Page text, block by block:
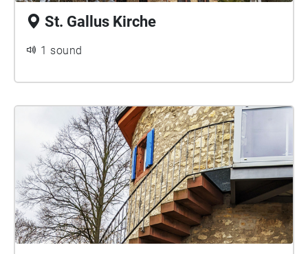
St. Gallus Kirche
1 sound